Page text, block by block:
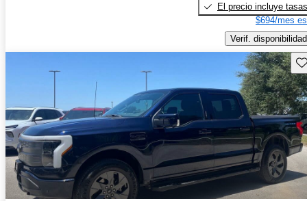
El precio incluye tasas
$694/mes
Verif. disponibilidad